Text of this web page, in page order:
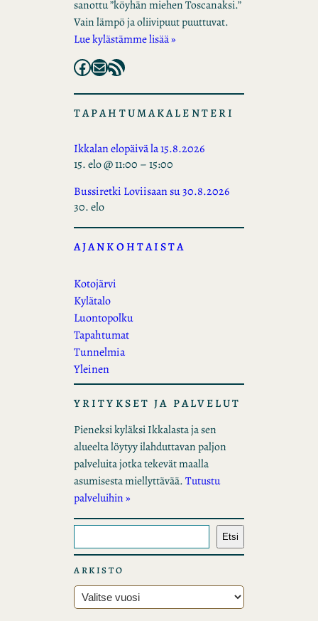
sanottu ”köyhän miehen Toscanaksi.”
Vain lämpö ja oliivipuut puuttuvat.
Lue kylästämme lisää »
Facebook Mail RSS Feed
TAPAHTUMAKALENTERI
Ikkalan elopäivä la 15.8.2026
15. elo @ 11:00 –15:00
Bussiretki Loviisaan su 30.8.2026
30. elo
AJANKOHTAISTA
Kotojärvi
Kylätalo
Luontopolku
Tapahtumat
Tunnelmia
Yleinen
YRITYKSET JA PALVELUT
Pieneksi kyläksi Ikkalasta ja sen
alueelta löytyy ilahduttavan paljon
palveluita jotka tekevät maalla
asumisesta miellyttävää.Tutustu
palveluihin »
t
s
i
Etsi
ARKISTO
A
r